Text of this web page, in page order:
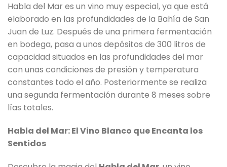
Habla del Mar es un vino muy especial, ya que está
elaborado en las profundidades de la Bahía de San
Juan de Luz. Después de una primera fermentación
en bodega, pasa a unos depósitos de 300 litros de
capacidad situados en las profundidades del mar
con unas condiciones de presión y temperatura
constantes todo el año. Posteriormente se realiza
una segunda fermentación durante 8 meses sobre
lías totales.
Habla del Mar: El Vino Blanco que Encanta los
Sentidos